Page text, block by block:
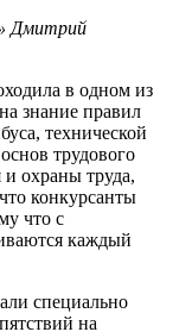
Дмитрий
в одном из
знание правил
технической
трудового
и охраны труда,
конкурсанты
что с
каждый
специально
на